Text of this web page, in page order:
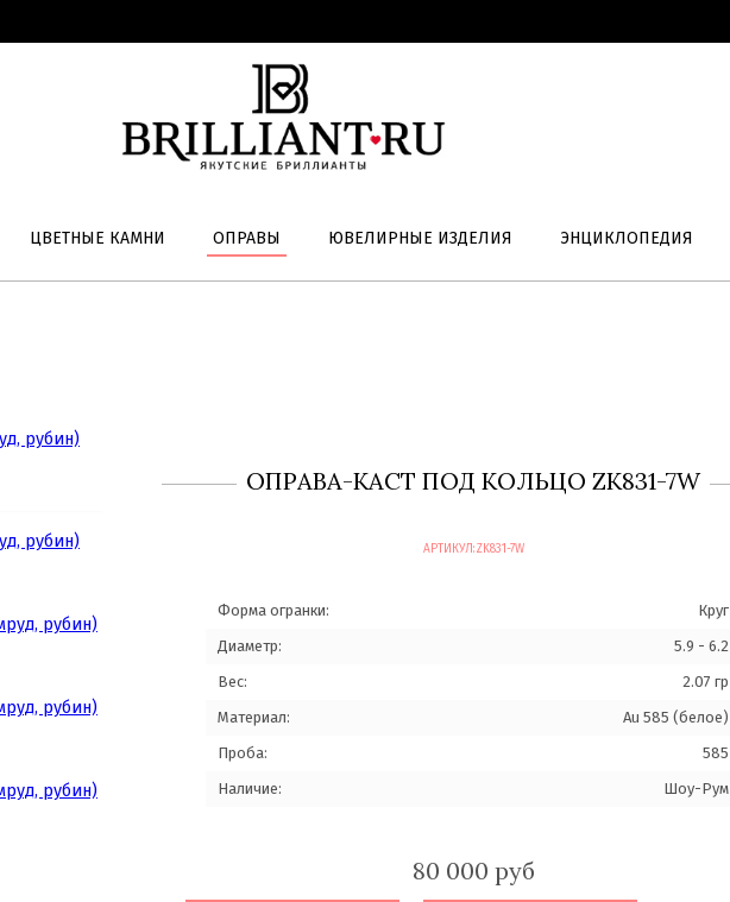
ЦВЕТНЫЕ КАМНИ ОПРАВЫ ЮВЕЛИРНЫЕ ИЗДЕЛИЯ ЭНЦИКЛОПЕДИЯ
ОПРАВА-КАСТ ПОД КОЛЬЦО ZK831-7W
АРТИКУЛ:ZK831-7W
Форма огранки:
Круг
Диаметр:
5.9 - 6.2
Вес:
2.07 гр
Материал:
Au 585 (белое)
Проба:
585
Наличие:
Шоу-Рум
80 000 руб